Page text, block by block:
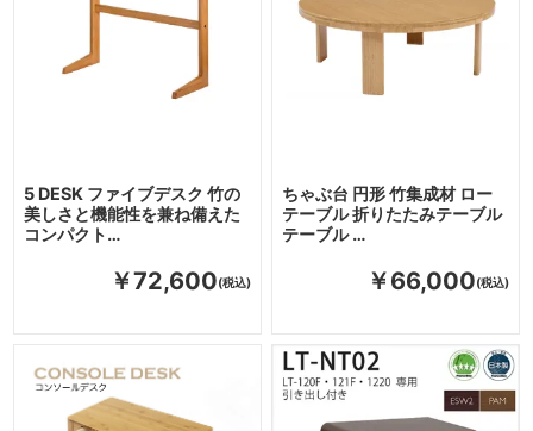
5 DESK ファイブデスク 竹の
美しさと機能性を兼ね備えた
コンパクト…
￥72,600
ちゃぶ台 円形 竹集成材 ロー
テーブル 折りたたみテーブル
テーブル …
￥66,000